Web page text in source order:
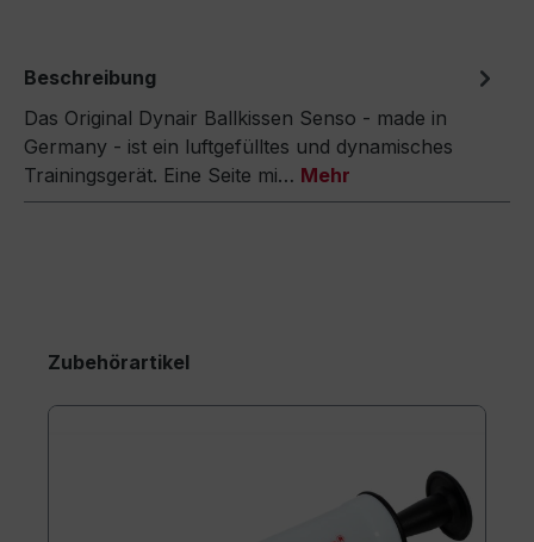
Beschreibung
Das Original Dynair Ballkissen Senso - made in
Germany - ist ein luftgefülltes und dynamisches
Trainingsgerät. Eine Seite mi… Mehr
Zubehörartikel